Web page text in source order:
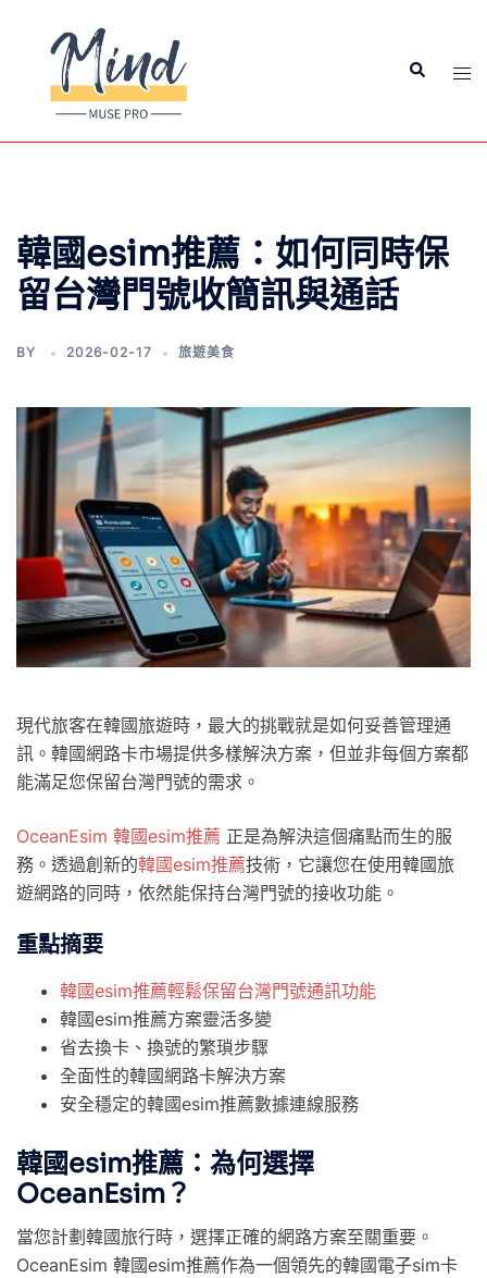
韓國esim推薦：如何同時保
留台灣門號收簡訊與通話
BY 2026-02-17 旅遊美食
現代旅客在韓國旅遊時，最大的挑戰就是如何妥善管理通
訊。韓國網路卡市場提供多樣解決方案，但並非每個方案都
能滿足您保留台灣門號的需求。
OceanEsim 韓國esim推薦 正是為解決這個痛點而生的服
務。透過創新的韓國esim推薦技術，它讓您在使用韓國旅
遊網路的同時，依然能保持台灣門號的接收功能。
重點摘要
韓國esim推薦輕鬆保留台灣門號通訊功能
韓國esim推薦方案靈活多變
省去換卡、換號的繁瑣步驟
全面性的韓國網路卡解決方案
安全穩定的韓國esim推薦數據連線服務
韓國esim推薦：為何選擇
OceanEsim？
當您計劃韓國旅行時，選擇正確的網路方案至關重要。
OceanEsim 韓國esim推薦作為一個領先的韓國電子sim卡